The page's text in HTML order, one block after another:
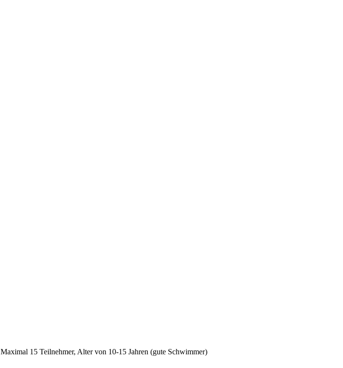
Maximal 15 Teilnehmer, Alter von 10-15 Jahren (gute Schwimmer)